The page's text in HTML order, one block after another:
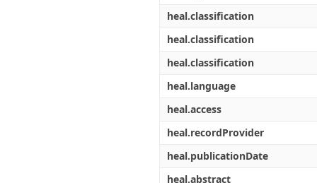
heal.classification
heal.classification
heal.classification
heal.language
heal.access
heal.recordProvider
heal.publicationDate
heal.abstract